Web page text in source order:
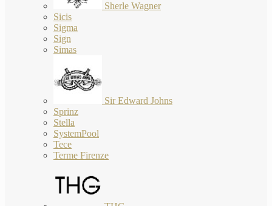
Sherle Wagner
Sicis
Sigma
Sign
Simas
Sir Edward Johns
Sprinz
Stella
SystemPool
Tece
Terme Firenze